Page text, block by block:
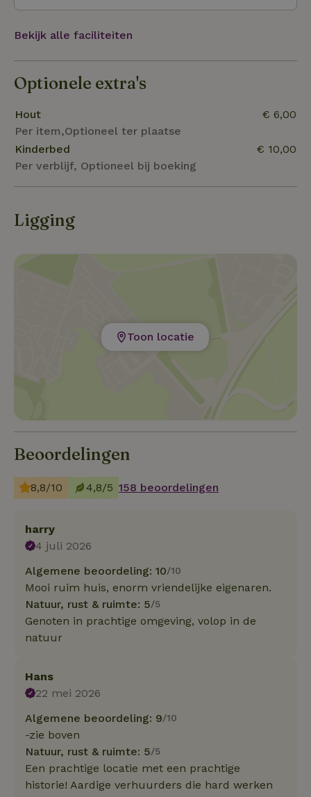
Bekijk alle faciliteiten
Optionele extra's
Hout
Per item,Optioneel ter plaatse
€ 6,00
Kinderbed
Per verblijf, Optioneel bij boeking
€ 10,00
Ligging
Toon locatie
Beoordelingen
8,8/10 4,8/5 158 beoordelingen
harry
4 juli 2026
Algemene beoordeling: 10/10
Mooi ruim huis, enorm vriendelijke eigenaren.
Natuur, rust & ruimte: 5/5
Genoten in prachtige omgeving, volop in de
natuur
Hans
22 mei 2026
Algemene beoordeling: 9/10
-zie boven
Natuur, rust & ruimte: 5/5
Een prachtige locatie met een prachtige
historie! Aardige verhuurders die hard werken